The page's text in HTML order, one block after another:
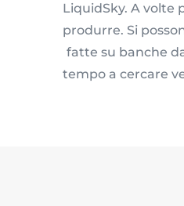
LiquidSky. A volte
produrre. Si
fatte su banche
tempo a cercare